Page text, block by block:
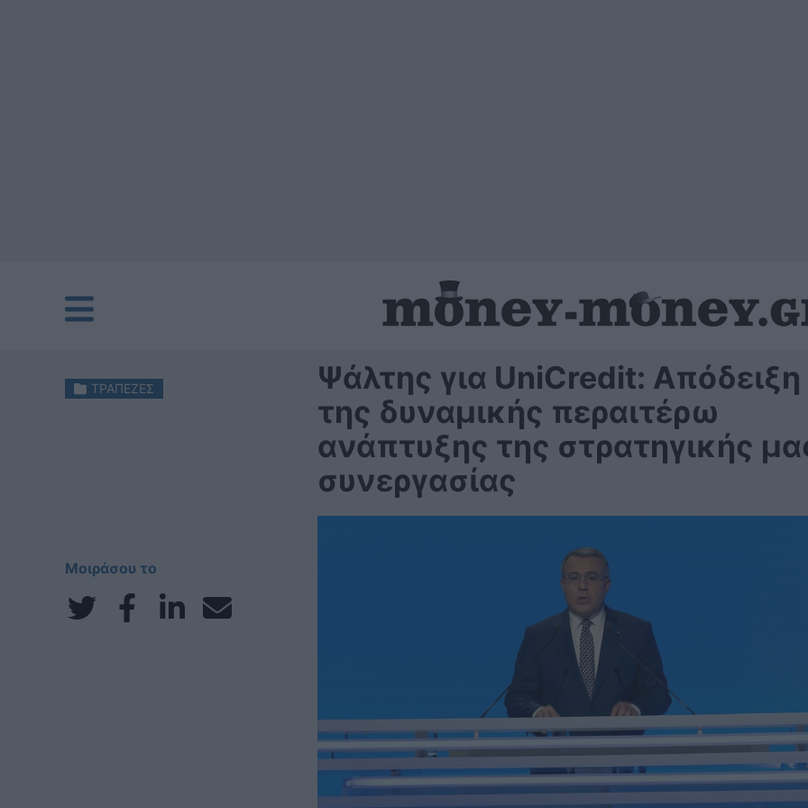
ΤΡΑΠΕΖΕΣ
Μοιράσου το
Ψάλτης για UniCredit: Απόδειξη
της δυναμικής περαιτέρω
ανάπτυξης της στρατηγικής
συνεργασίας